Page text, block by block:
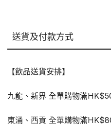
送貨及付款方式
【飲品送貨安排】
九龍、新界 全單購物滿
東涌、西貢 全單購物滿